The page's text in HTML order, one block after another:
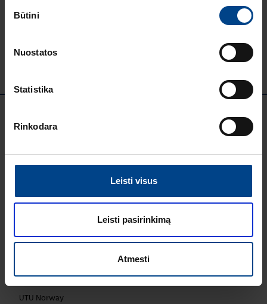
pasirinkimas
Būtini
Nuostatos
Statistika
Rinkodara
Leisti visus
Leisti pasirinkimą
Atmesti
UTU Automation
UTU Norway